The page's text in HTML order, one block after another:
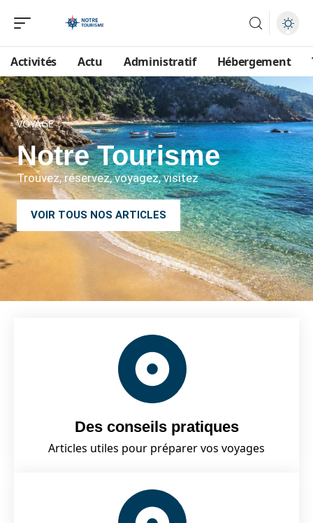
Activités Actu Administratif Hébergement
VOYAGE
Notre Tourisme
Trouvez, réservez, voyagez, visitez
VOIR TOUS NOS ARTICLES
Des conseils pratiques
Articles utiles pour préparer vos voyages